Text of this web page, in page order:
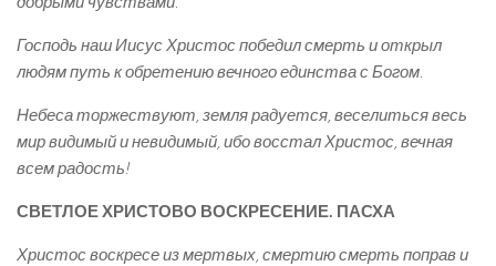
Господь наш Иисус Христос победил смерть и открыл
людям путь к обретению вечного единства с Богом.
Небеса торжествуют, земля радуется, веселиться весь
мир видимый и невидимый, ибо восстал Христос, вечная
всем радость!
СВЕТЛОЕ ХРИСТОВО ВОСКРЕСЕНИЕ. ПАСХА
Христос воскресе из мертвых, смертию смерть поправ и